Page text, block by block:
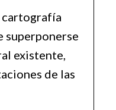
cartografía
superponerse
existente,
de las